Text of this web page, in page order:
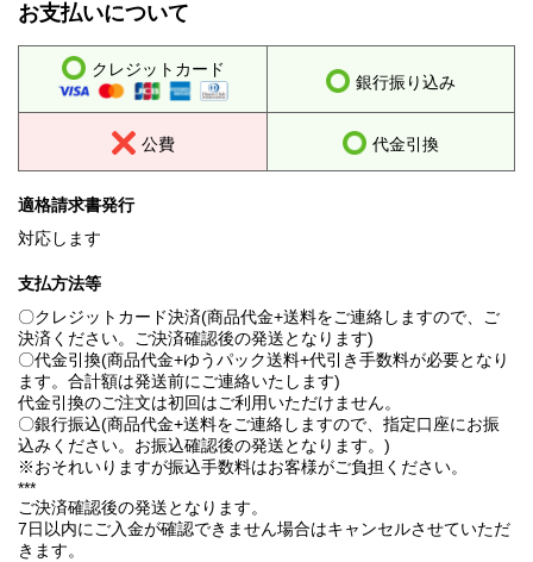
お支払いについて
クレジットカード
銀行振り込み
公費 代金引換
適格請求書発行
対応します
支払方法等
〇クレジットカード決済(商品代金+送料をご連絡しますので、ご
決済ください。ご決済確認後の発送となります)
〇代金引換(商品代金+ゆうパック送料+代引き手数料が必要となり
ます。合計額は発送前にご連絡いたします)
代金引換のご注文は初回はご利用いただけません。
〇銀行振込(商品代金+送料をご連絡しますので、指定口座にお振
込みください。お振込確認後の発送となります。)
※おそれいりますが振込手数料はお客様がご負担ください。
***
ご決済確認後の発送となります。
7日以内にご入金が確認できません場合はキャンセルさせていただ
きます。